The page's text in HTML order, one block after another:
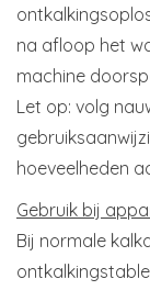
na afloop het
machine
Let op: volg
hoeveelheden
Gebruik bij
Bij normale